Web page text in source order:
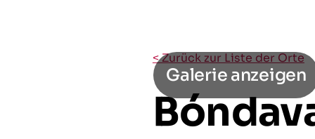
< Zurück zur Liste der Orte
Galerie anzeigen